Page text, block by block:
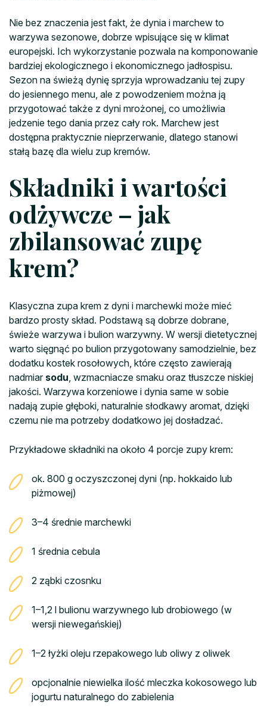
Nie bez znaczenia jest fakt, że dynia i marchew to
warzywa sezonowe, dobrze wpisujące się w klimat
europejski. Ich wykorzystanie pozwala na komponowanie
bardziej ekologicznego i ekonomicznego jadłospisu.
Sezon na świeżą dynię sprzyja wprowadzaniu tej zupy
do jesiennego menu, ale z powodzeniem można ją
przygotować także z dyni mrożonej, co umożliwia
jedzenie tego dania przez cały rok. Marchew jest
dostępna praktycznie nieprzerwanie, dlatego stanowi
stałą bazę dla wielu zup kremów.
Składniki i wartości
odżywcze – jak
zbilansować zupę
krem?
Klasyczna zupa krem z dyni i marchewki może mieć
bardzo prosty skład. Podstawą są dobrze dobrane,
świeże warzywa i bulion warzywny. W wersji dietetycznej
warto sięgnąć po bulion przygotowany samodzielnie, bez
dodatku kostek rosołowych, które często zawierają
nadmiar sodu , wzmacniacze smaku oraz tłuszcze niskiej
jakości. Warzywa korzeniowe i dynia same w sobie
nadają zupie głęboki, naturalnie słodkawy aromat, dzięki
czemu nie ma potrzeby dodatkowo jej dosładzać.
Przykładowe składniki na około 4 porcje zupy krem:
ok. 800 g oczyszczonej dyni (np. hokkaido lub
piżmowej)
3–4 średnie marchewki
1 średnia cebula
2 ząbki czosnku
1–1,2 l bulionu warzywnego lub drobiowego (w
wersji niewegańskiej)
1–2 łyżki oleju rzepakowego lub oliwy z oliwek
opcjonalnie niewielka ilość mleczka kokosowego lub
jogurtu naturalnego do zabielenia